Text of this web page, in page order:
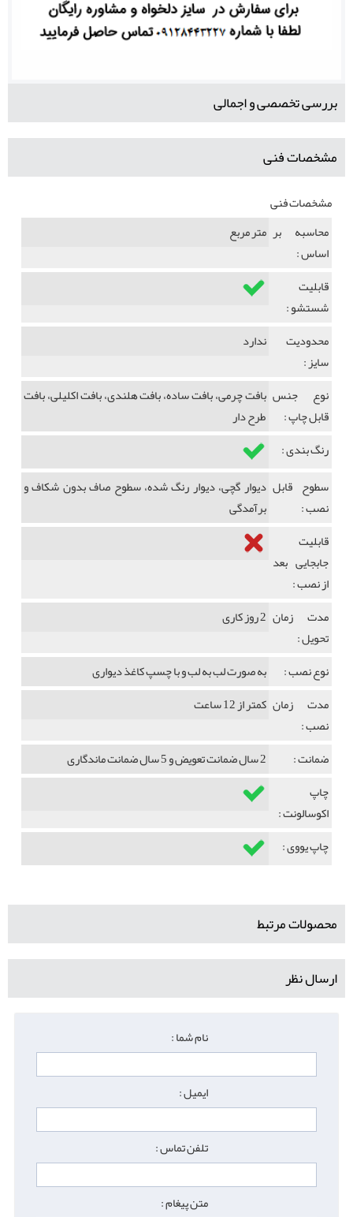
بررسی تخصصی و اجمالی
مشخصات فنی
مشخصات فنی
محاسبه بر
اساس :
متر مربع
قابلیت
شستشو :
محدودیت
سایز :
ندارد
نوع جنس
قابل چاپ :
بافت چرمی، بافت ساده، بافت هلندی، بافت اکلیلی، بافت
طرح دار
رنگ بندی :
سطوح قابل
نصب :
دیوار گچی، دیوار رنگ شده، سطوح صاف بدون شکاف و
برآمدگی
قابلیت
جابجایی بعد
از نصب :
مدت زمان
تحویل :
2 روز کاری
نوع نصب :
به صورت لب به لب و با چسپ کاغذ دیواری
مدت زمان
نصب :
کمتر از 12 ساعت
ضمانت :
2 سال ضمانت تعویض و 5 سال ضمانت ماندگاری
چاپ
اکوسالونت :
چاپ یووی :
محصولات مرتبط
ارسال نظر
نام شما :
ایمیل :
تلفن تماس :
متن پیغام :